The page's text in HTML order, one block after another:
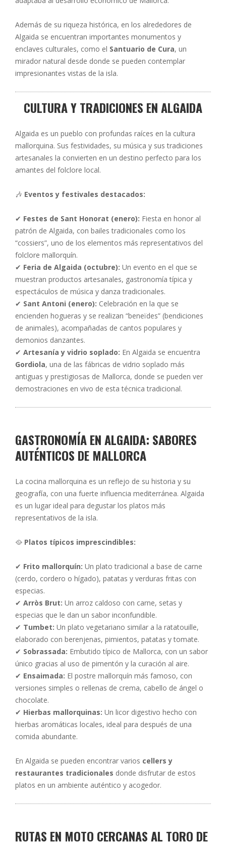
Además de su riqueza histórica, en los alrededores de
Algaida se encuentran importantes monumentos y
enclaves culturales, como el Santuario de Cura, un
mirador natural desde donde se pueden contemplar
impresionantes vistas de la isla.
CULTURA Y TRADICIONES EN ALGAIDA
Algaida es un pueblo con profundas raíces en la cultura
mallorquina. Sus festividades, su música y sus tradiciones
artesanales la convierten en un destino perfecto para los
amantes del folclore local.
🎶 Eventos y festivales destacados:
✔ Festes de Sant Honorat (enero): Fiesta en honor al
patrón de Algaida, con bailes tradicionales como los
“cossiers”, uno de los elementos más representativos del
folclore mallorquín.
✔ Feria de Algaida (octubre): Un evento en el que se
muestran productos artesanales, gastronomía típica y
espectáculos de música y danza tradicionales.
✔ Sant Antoni (enero): Celebración en la que se
encienden hogueras y se realizan “beneïdes” (bendiciones
de animales), acompañadas de cantos populares y
demonios danzantes.
✔ Artesanía y vidrio soplado: En Algaida se encuentra
Gordiola, una de las fábricas de vidrio soplado más
antiguas y prestigiosas de Mallorca, donde se pueden ver
demostraciones en vivo de esta técnica tradicional.
GASTRONOMÍA EN ALGAIDA: SABORES
AUTÉNTICOS DE MALLORCA
La cocina mallorquina es un reflejo de su historia y su
geografía, con una fuerte influencia mediterránea. Algaida
es un lugar ideal para degustar los platos más
representativos de la isla.
🥘 Platos típicos imprescindibles:
✔ Frito mallorquín: Un plato tradicional a base de carne
(cerdo, cordero o hígado), patatas y verduras fritas con
especias.
✔ Arròs Brut: Un arroz caldoso con carne, setas y
especias que le dan un sabor inconfundible.
✔ Tumbet: Un plato vegetariano similar a la ratatouille,
elaborado con berenjenas, pimientos, patatas y tomate.
✔ Sobrassada: Embutido típico de Mallorca, con un sabor
único gracias al uso de pimentón y la curación al aire.
✔ Ensaimada: El postre mallorquín más famoso, con
versiones simples o rellenas de crema, cabello de ángel o
chocolate.
✔ Hierbas mallorquinas: Un licor digestivo hecho con
hierbas aromáticas locales, ideal para después de una
comida abundante.
En Algaida se pueden encontrar varios cellers y
restaurantes tradicionales donde disfrutar de estos
platos en un ambiente auténtico y acogedor.
RUTAS EN MOTO CERCANAS AL TORO DE